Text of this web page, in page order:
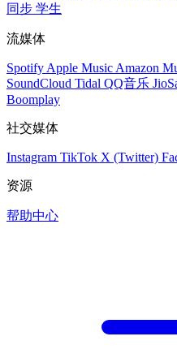
同步 学生
流媒体
Spotify Apple Music Amazon
SoundCloud Tidal QQ音乐
Boomplay
社交媒体
Instagram TikTok X (Twitter)
资源
帮助中心